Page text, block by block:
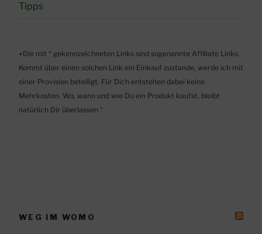
Tipps
٭Die mit * gekennzeichneten Links sind sogenannte Affiliate Links.
Kommt über einen solchen Link ein Einkauf zustande, werde ich mit
einer Provision beteiligt. Für Dich entstehen dabei keine
Mehrkosten. Wo, wann und wie Du ein Produkt kaufst, bleibt
natürlich Dir überlassen.“
WEG IM WOMO